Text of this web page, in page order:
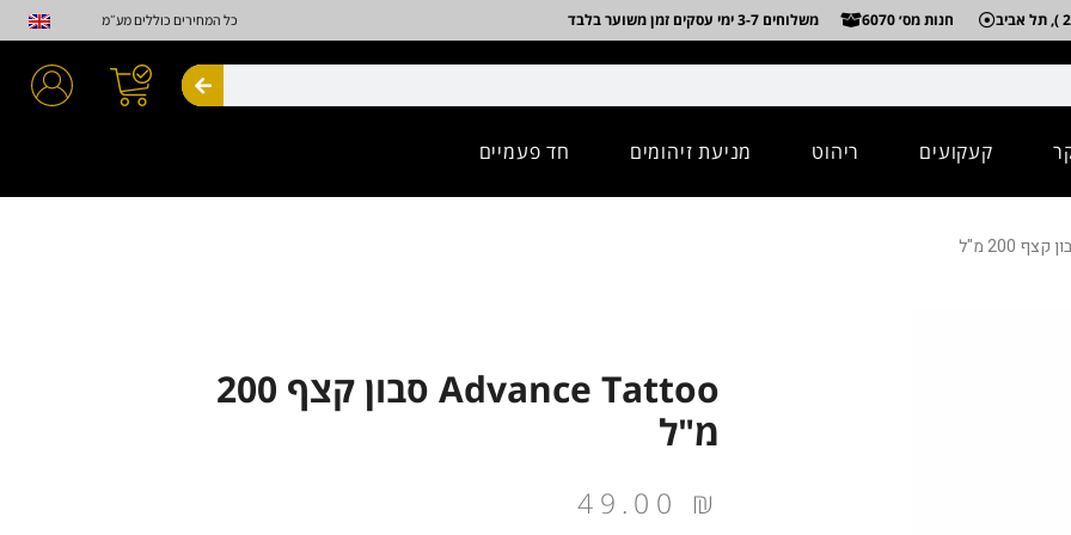
חנות מס׳ 6070 משלוחים 3-7 ימי עסקים זמן משוער בלבד כל המחירים כוללים מע״מ
חיפוש
קעקועים ריהוט מניעת זיהומים חד פעמיים
Advance Tattoo סבון קצף 200
מ"ל
49.00 ₪